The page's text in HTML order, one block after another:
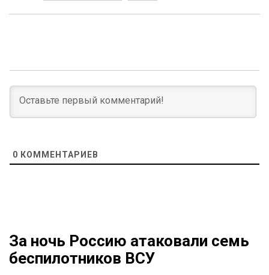
0 КОММЕНТАРИЕВ
За ночь Россию атаковали семь
беспилотников ВСУ